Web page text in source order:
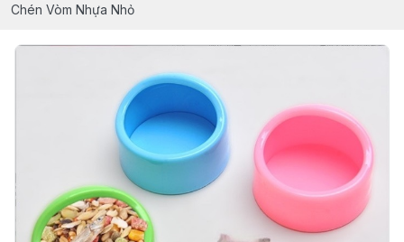
Chén Vòm Nhựa Nhỏ